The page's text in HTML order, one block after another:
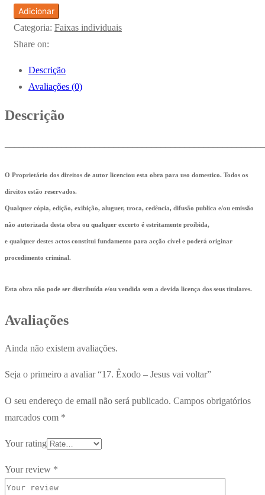
Adicionar
Categoria: Faixas individuais
Share on:
Descrição
Avaliações (0)
Descrição
O Proprietário dos direitos de autor licenciou esta obra para uso domestico. Todos os
direitos estão reservados.
Qualquer cópia, edição, exibição, aluguer, troca, cedência, difusão publica e/ou emissão
não autorizada desta obra ou qualquer excerto é estritamente proibida,
e qualquer destes actos constitui fundamento para acção cível e poderá originar
procedimento criminal.
Esta obra não pode ser distribuída e/ou vendida sem a devida licença dos seus titulares.
Avaliações
Ainda não existem avaliações.
Seja o primeiro a avaliar “17. Êxodo – Jesus vai voltar”
O seu endereço de email não será publicado. Campos obrigatórios
marcados com *
Your rating
Your review *